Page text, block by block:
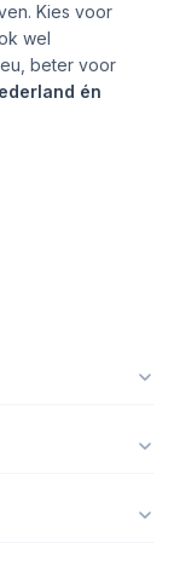
Kies voor
wel
beter voor
én